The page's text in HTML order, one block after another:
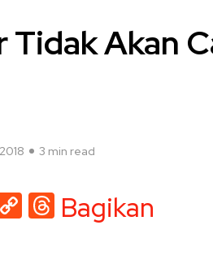
Akan
3 min read
CopyThreads
Bagikan